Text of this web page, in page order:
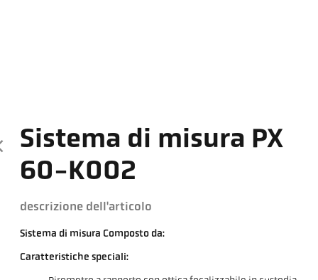
Sistema di misura PX
60-K002
descrizione dell'articolo
Sistema di misura Composto da:
Caratteristiche speciali: